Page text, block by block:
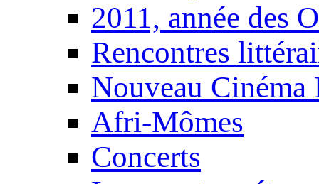
2011, année des
Rencontres
Nouveau Cinéma
Afri-Mômes
Concerts